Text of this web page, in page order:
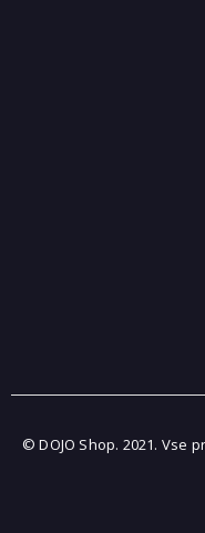
© DOJO Shop. 2021. Vse